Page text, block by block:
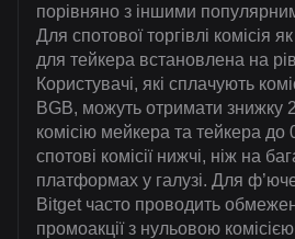
порівняно з іншими
Для спотової торгівлі комісія
для тейкера встановлена на
Користувачі, які сплачують
BGB, можуть отримати знижку
комісію мейкера та тейкера до
спотові комісії нижчі, ніж на
платформах у галузі. Для
Bitget часто проводить
промоакції з нульовою